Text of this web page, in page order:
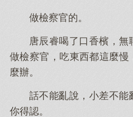
做檢察官的。
唐辰睿喝了口香檳，無
做檢察官，吃東西都這麼慢
麼辦。
話不能亂說，小差不能
你得認。